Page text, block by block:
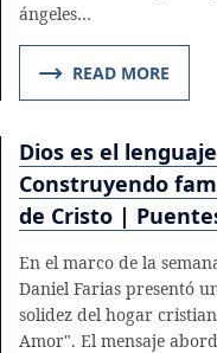
ángeles…
READ MORE
Dios es el
Construyendo
de Cristo |
En el marco de la
Daniel Farias presentó
solidez del hogar
Amor". El mensaje